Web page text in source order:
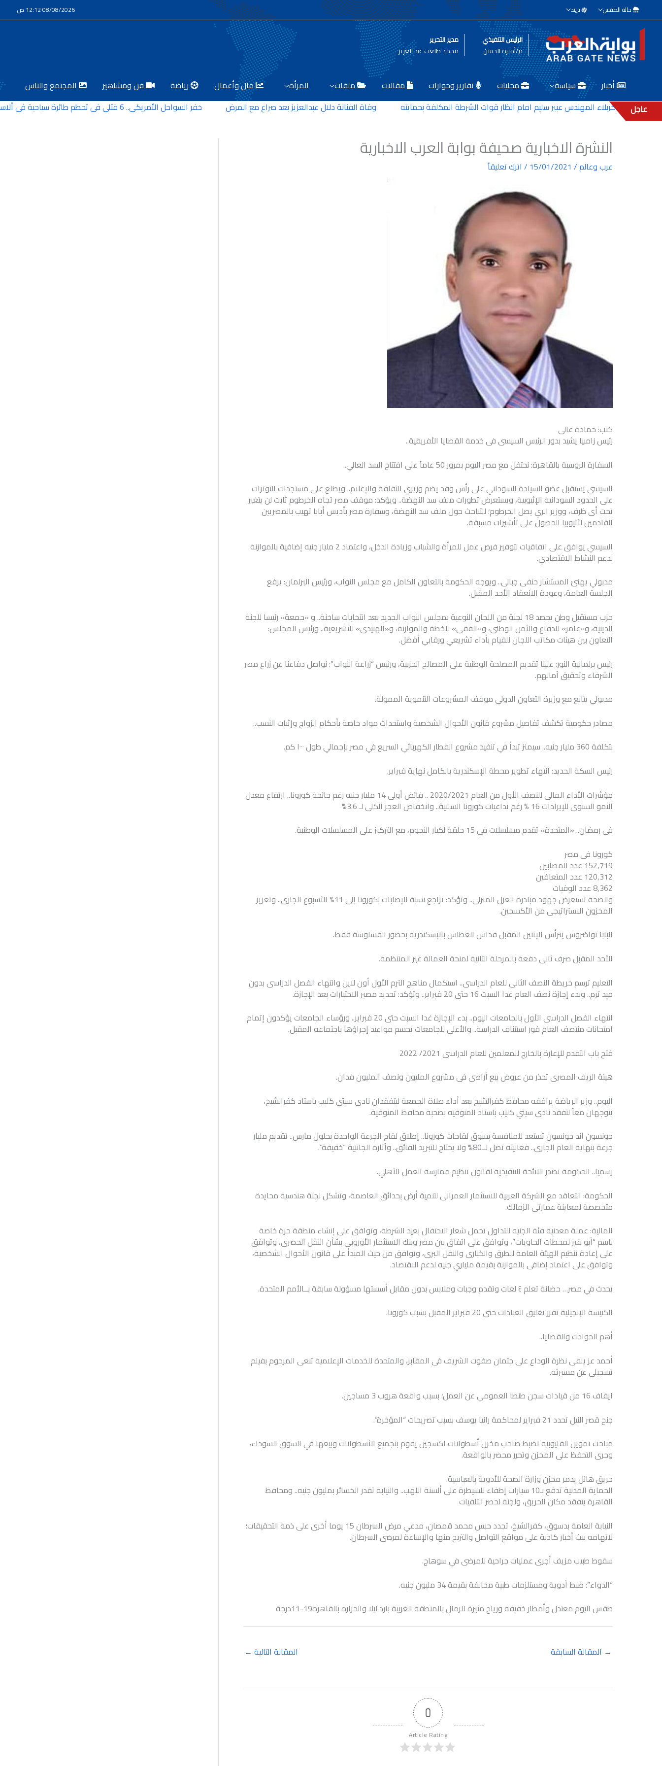
إلى
المحتوى
حالة الطقس تريند 08/08/2026 12:12 ص
الرئيس التنفيذي
م/أميره الحسن
مدير التحرير
محمد طلعت عبد العزيز
أخبار سياسة محليات تقارير وحوارات مقالات ملفات المرأة مال وأعمال رياضة فن ومشاهير
المجتمع والناس
عاجل
كربلاء المهندس عبير سليم امام انظار قوات الشرطة المكلفة بحمايته وفاة الفنانة دلال عبدالعزيز بعد صراع مع المرض خفر السواحل الأمريكي.. 6 قتلى في تحطم طائرة سياحية في ألاسكا
النشرة الاخبارية صحيفة بوابة العرب الاخبارية
عرب وعالم/
15/01/2021
/ اترك تعليقاً
كتب: حمادة غالى
رئيس زامبيا يشيد بدور الرئيس السيسى فى خدمة القضايا الأفريقية..
السفارة الروسية بالقاهرة: نحتفل مع ‎مصر اليوم بمرور 50 عاماً على افتتاح ‎السد العالي..
السيسي يستقبل عضو السيادة السوداني على رأس وفد يضم وزيري الثقافة والإعلام.. ويطلع على مستجدات التوترات
على الحدود السودانية الإثيوبية، ويستعرض تطورات ملف سد النهضة.. ويؤكد: موقف مصر تجاه الخرطوم ثابت لن يتغير
تحت أى ظرف، ووزير الري يصل الخرطوم؛ للتباحث حول ملف سد النهضة، وسفارة مصر بأديس أبابا تهيب بالمصريين
القادمين لأثيوبيا الحصول على تأشيرات مسبقة.
السيسي يوافق على اتفاقيات لتوفير فرص عمل للمرأة والشباب وزيادة الدخل، واعتماد 2 مليار جنيه إضافية بالموازنة
لدعم النشاط الاقتصادي.
مدبولي يهنئ المستشار حنفى جبالى.. ويوجه الحكومة بالتعاون الكامل مع مجلس النواب، ورئيس البرلمان: يرفع
الجلسة العامة، وعودة الانعقاد الأحد المقبل.
حزب مستقبل وطن يحصد 18 لجنة من اللجان النوعية بمجلس النواب الجديد بعد انتخابات ساخنة.. و «جمعة» رئيسا للجنة
الدينية، و«عامر» للدفاع والأمن الوطنى، و«الفقى» للخطة والموازنة، و«الهنيدى» للتشريعية.. ورئيس المجلس:
التعاون بين هيئات مكاتب اللجان للقيام بأداء تشريعي ورقابي أفضل.
رئيس برلمانية النور: علينا تقديم المصلحة الوطنية على المصالح الحزبية، ورئيس “زراعة النواب”: نواصل دفاعنا عن زراع مصر
الشرفاء وتحقيق آمالهم.
مدبولي يتابع مع وزيرة التعاون الدولي موقف المشروعات التنموية الممولة.
مصادر حكومية تكشف تفاصيل مشروع قانون الأحوال الشخصية واستحداث مواد خاصة بأحكام الزواج وإثبات النسب..
بتكلفة 360 مليار جنيه.. سيمنز تبدأ في تنفيذ مشروع القطار الكهربائي السريع في مصر بإجمالي طول ١٠٠٠ كم.
رئيس السكة الحديد: انتهاء تطوير محطة الإسكندرية بالكامل نهاية فبراير.
مؤشرات الأداء المالى للنصف الأول من العام 2020/2021 .. فائض أولى 14 مليار جنيه رغم جائحة كورونا.. ارتفاع معدل
النمو السنوى للإيرادات 16 % رغم تداعيات كورونا السلبية.. وانخفاض العجز الكلى لـ 3.6%
فى رمضان.. «المتحدة» تقدم مسلسلات في 15 حلقة لكبار النجوم، مع التركيز على المسلسلات الوطنية.
كورونا فى مصر
152,719 عدد المصابين
120,312 عدد المتعافين
8,362 عدد الوفيات
والصحة تستعرض جهود مبادرة العزل المنزلى.. وتؤكد: تراجع نسبة الإصابات بكورونا إلى 11% الأسبوع الجارى.. وتعزيز
المخزون الاستراتيجى من الأكسجين.
البابا تواضروس يترأس الإثنين المقبل قداس الغطاس بالإسكندرية بحضور القساوسة فقط.
الأحد المقبل صرف ثانى دفعة بالمرحلة الثانية لمنحة العمالة غير المنتظمة.
التعليم ترسم خريطة النصف الثانى للعام الدراسى.. استكمال مناهج الترم الأول أون لاين وانتهاء الفصل الدراسى بدون
ميد ترم.. وبدء إجازة نصف العام غدا السبت 16 حتى 20 فبراير.. وتؤكد: تحديد مصير الاختبارات بعد الإجازة.
انتهاء الفصل الدراسى الأول بالجامعات اليوم.. بدء الإجازة غدا السبت حتى 20 فبراير.. ورؤساء الجامعات يؤكدون إتمام
امتحانات منتصف العام فور استئناف الدراسة.. والأعلى للجامعات يحسم مواعيد إجراؤها باجتماعه المقبل.
فتح باب التقدم للإعارة بالخارج للمعلمين للعام الدراسى 2021/ 2022
هيئة الريف المصرى تحذر من عروض بيع أراضى فى مشروع المليون ونصف المليون فدان.
اليوم.. وزير الرياضة يرافقه محافظ كفرالشيخ بعد أداء صلاة الجمعة ليتفقدان نادى سيتي كليب باستاد كفرالشيخ،
يتوجهان معاً لتفقد نادى سيتي كليب باستاد المنوفيه بصحبة محافظ المنوفية.
جونسون آند جونسون تستعد للمنافسة بسوق لقاحات كورونا.. إطلاق لقاح الجرعة الواحدة بحلول مارس.. تقديم مليار
جرعة بنهاية العام الجارى.. فعاليته تصل لــ80% ولا يحتاج للتبريد الفائق.. وآثاره الجانبية “خفيفة”.
رسميا.. الحكومة تصدر اللائحة التنفيذية لقانون تنظيم ممارسة العمل الأهلي.
الحكومة: التعاقد مع الشركة العربية للاستثمار العمرانى لتنمية أرض بحدائق العاصمة، وتشكل لجنة هندسية محايدة
متخصصة لمعاينة عمارتى الزمالك.
المالية: عملة معدنية فئة الجنيه للتداول تحمل شعار الاحتفال بعيد الشرطة، وتوافق على إنشاء منطقة حرة خاصة
باسم “أبو قير لمحطات الحاويات”، وتوافق على اتفاق بين مصر وبنك الاستثمار الأوروبى بشأن النقل الحضرى، وتوافق
على إعادة تنظيم الهيئة العامة للطرق والكبارى والنقل البرى، وتوافق من حيث المبدأ على قانون الأحوال الشخصية،
وتوافق على اعتماد إضافى بالموازنة بقيمة ملياري جنيه لدعم الاقتصاد.
يحدث في مصر… ‏حضانة تعلم ٤ لغات وتقدم وجبات وملابس بدون مقابل أسستها مسؤولة سابقة بــالأمم المتحدة.
الكنيسة الإنجيلية تقرر تعليق العبادات حتى 20 فبراير المقبل بسبب كورونا.
أهم الحوادث والقضايا..
أحمد عز يلقى نظرة الوداع على جثمان صفوت الشريف فى المقابر، والمتحدة للخدمات الإعلامية تنعى المرحوم بفيلم
تسجيلى عن مسيرته.
ايقاف 16 من قيادات سجن طنطا العمومي عن العمل؛ بسبب واقعة هروب 3 مساجين.
جنح قصر النيل تحدد 21 فبراير لمحاكمة رانيا يوسف بسبب تصريحات “المؤخرة”.
مباحث تموين القليوبية تضبط صاحب مخزن أسطوانات اكسجين يقوم بتجميع الأسطوانات وبيعها في السوق السوداء،
وجرى التحفظ على المخزن وتحرر محضر بالواقعة.
حريق هائل يدمر مخزن وزارة الصحة للأدوية بالعباسية.
الحماية المدنية تدفع بـ10 سيارات إطفاء للسيطرة على ألسنة اللهب.. والنيابة تقدر الخسائر بمليون جنيه.. ومحافظ
القاهرة يتفقد مكان الحريق، ولجنة لحصر التلفيات
النيابة العامة بدسوق، كفرالشيخ، تجدد حبس محمد قمصان، مدعي مرض السرطان 15 يوما أخرى على ذمة التحقيقات؛
لاتهامه ببث أخبار كاذبة على مواقع التواصل والتربح منها والإساءة لمرضى السرطان.
سقوط طبيب مزيف أجرى عمليات جراحية للمرضى في سوهاج.
“الدواء”: ضبط أدوية ومستلزمات طبية مخالفة بقيمة 34 مليون جنيه.
طقس اليوم معتدل وأمطار خفيفه ورياح مثيرة للرمال بالمنطقة الغربية بارد ليلا والحراره بالقاهره19-11درجة
→ المقالة السابقة المقالة التالية ←
0
Article Rating